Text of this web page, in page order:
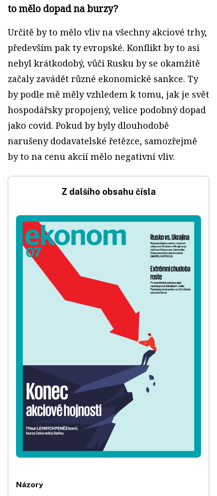
to mělo dopad na burzy?
Určitě by to mělo vliv na všechny akciové trhy,
především pak ty evropské. Konflikt by to asi
nebyl krátkodobý, vůči Rusku by se okamžitě
začaly zavádět různé ekonomické sankce. Ty
by podle mě měly vzhledem k tomu, jak je svět
hospodářsky propojený, velice podobný dopad
jako covid. Pokud by byly dlouhodobě
narušeny dodavatelské řetězce, samozřejmě
by to na cenu akcií mělo negativní vliv.
Z dalšího obsahu čísla
Názory